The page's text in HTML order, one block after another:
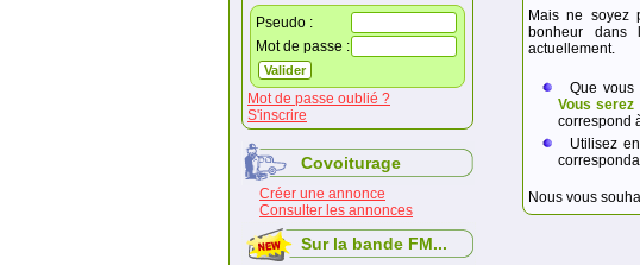
Pseudo :
Mot de passe :
Mot de passe oublié ?
S'inscrire
Covoiturage
Créer une annonce
Consulter les annonces
Sur la bande FM...
Mais ne soyez
bonheur dans
actuellement.
Que vous
Vous serez
correspond
Utilisez
Nous vous